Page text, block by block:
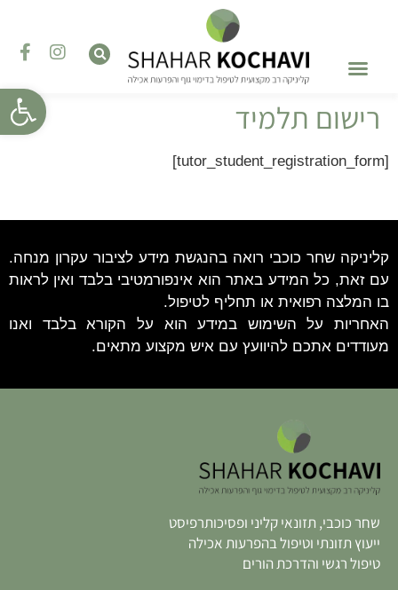
רישום תלמיד
[tutor_student_registration_form]
קליניקה שחר כוכבי רואה בהנגשת מידע לציבור עקרון מנחה.
עם זאת, כל המידע באתר הוא אינפורמטיבי בלבד ואין לראות
בו המלצה רפואית או תחליף לטיפול.
האחריות על השימוש במידע הוא על הקורא בלבד ואנו
מעודדים אתכם להיוועץ עם איש מקצוע מתאים.
שחר כוכבי, תזונאי קליני ופסיכותרפיסט
ייעוץ תזונתי וטיפול בהפרעות אכילה
טיפול רגשי והדרכת הורים
פתח